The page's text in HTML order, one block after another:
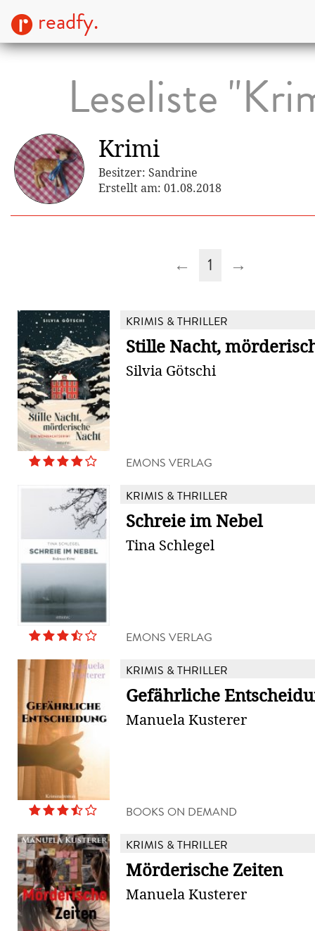
readfy.
Leseliste
Krimi
Besitzer: Sandrine
Erstellt am: 01.08.2018
← 1 →
KRIMIS & THRILLER
Stille Nacht,
Silvia Götschi
EMONS VERLAG
KRIMIS & THRILLER
Schreie im Nebel
Tina Schlegel
EMONS VERLAG
KRIMIS & THRILLER
Gefährliche
Manuela Kusterer
BOOKS ON DEMAND
KRIMIS & THRILLER
Mörderische Zeiten
Manuela Kusterer